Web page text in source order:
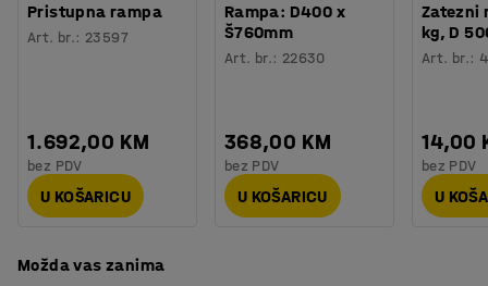
Težina: 77,6 kg
Montaža: Dolazi nesastavljeno
Pristupna rampa
Art. br.: 23597
1.692,00 KM
bez PDV
U KOŠARICU
Rampa: D400 x
Š760mm
Art. br.: 22630
368,00 KM
bez PDV
U KOŠARICU
Zatezni
kg, D
Art. br.:
14,00
bez PDV
U
Možda vas zanima